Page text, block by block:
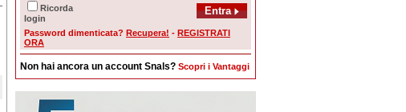
Ricorda
login
Password dimenticata? Recupera! - REGISTRATI
ORA
Non hai ancora un account Snals? Scopri i Vantaggi